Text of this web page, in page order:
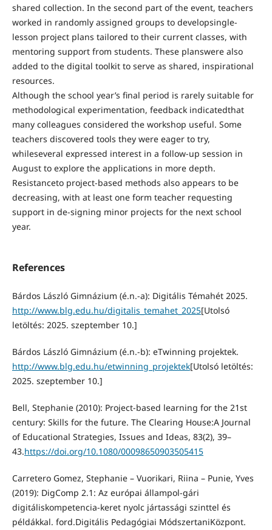
shared collection. In the second part of the event, teachers
worked in randomly assigned groups to developsingle-
lesson project plans tailored to their current classes, with
mentoring support from students. These planswere also
added to the digital toolkit to serve as shared, inspirational
resources.
Although the school year’s final period is rarely suitable for
methodological experimentation, feedback indicatedthat
many colleagues considered the workshop useful. Some
teachers discovered tools they were eager to try,
whileseveral expressed interest in a follow-up session in
August to explore the applications in more depth.
Resistanceto project-based methods also appears to be
decreasing, with at least one form teacher requesting
support in de-signing minor projects for the next school
year.
References
Bárdos László Gimnázium (é.n.-a): Digitális Témahét 2025.
http://www.blg.edu.hu/digitalis_temahet_2025[Utolsó
letöltés: 2025. szeptember 10.]
Bárdos László Gimnázium (é.n.-b): eTwinning projektek.
http://www.blg.edu.hu/etwinning_projektek[Utolsó letöltés:
2025. szeptember 10.]
Bell, Stephanie (2010): Project-based learning for the 21st
century: Skills for the future. The Clearing House:A Journal
of Educational Strategies, Issues and Ideas, 83(2), 39–
43.https://doi.org/10.1080/00098650903505415
Carretero Gomez, Stephanie – Vuorikari, Riina – Punie, Yves
(2019): DigComp 2.1: Az európai állampol-gári
digitáliskompetencia-keret nyolc jártassági szinttel és
példákkal. ford.Digitális Pedagógiai MódszertaniKözpont.